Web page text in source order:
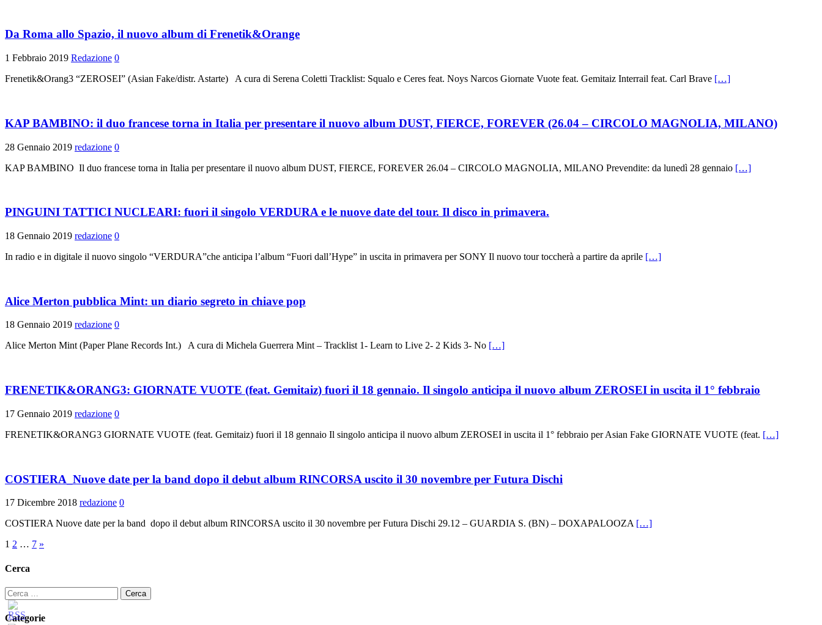
Da Roma allo Spazio, il nuovo album di Frenetik&Orange
1 Febbraio 2019 Redazione 0
Frenetik&Orang3 “ZEROSEI” (Asian Fake/distr. Astarte) A cura di Serena Coletti Tracklist: Squalo e Ceres feat. Noys Narcos Giornate Vuote feat. Gemitaiz Interrail feat. Carl Brave […]
KAP BAMBINO: il duo francese torna in Italia per presentare il nuovo album DUST, FIERCE, FOREVER (26.04 – CIRCOLO MAGNOLIA, MILANO)
28 Gennaio 2019 redazione 0
KAP BAMBINO Il duo francese torna in Italia per presentare il nuovo album DUST, FIERCE, FOREVER 26.04 – CIRCOLO MAGNOLIA, MILANO Prevendite: da lunedì 28 gennaio […]
PINGUINI TATTICI NUCLEARI: fuori il singolo VERDURA e le nuove date del tour. Il disco in primavera.
18 Gennaio 2019 redazione 0
In radio e in digitale il nuovo singolo “VERDURA”che anticipa l’album “Fuori dall’Hype” in uscita in primavera per SONY Il nuovo tour toccherà a partire da aprile […]
Alice Merton pubblica Mint: un diario segreto in chiave pop
18 Gennaio 2019 redazione 0
Alice Merton Mint (Paper Plane Records Int.) A cura di Michela Guerrera Mint – Tracklist 1- Learn to Live 2- 2 Kids 3- No […]
FRENETIK&ORANG3: GIORNATE VUOTE (feat. Gemitaiz) fuori il 18 gennaio. Il singolo anticipa il nuovo album ZEROSEI in uscita il 1° febbraio
17 Gennaio 2019 redazione 0
FRENETIK&ORANG3 GIORNATE VUOTE (feat. Gemitaiz) fuori il 18 gennaio Il singolo anticipa il nuovo album ZEROSEI in uscita il 1° febbraio per Asian Fake GIORNATE VUOTE (feat. […]
COSTIERA_Nuove date per la band dopo il debut album RINCORSA uscito il 30 novembre per Futura Dischi
17 Dicembre 2018 redazione 0
COSTIERA Nuove date per la band dopo il debut album RINCORSA uscito il 30 novembre per Futura Dischi 29.12 – GUARDIA S. (BN) – DOXAPALOOZA […]
Paginazione
degli
1 2 … 7 »
Cerca
Ricerca
per:
Categorie